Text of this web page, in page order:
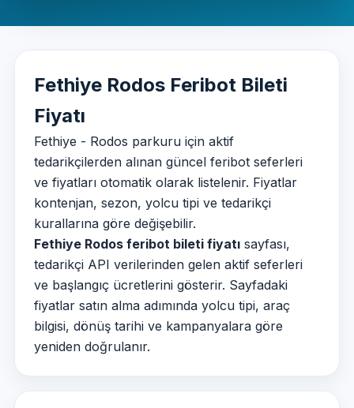
Fethiye Rodos Feribot Bileti
Fiyatı
Fethiye - Rodos parkuru için aktif
tedarikçilerden alınan güncel feribot seferleri
ve fiyatları otomatik olarak listelenir. Fiyatlar
kontenjan, sezon, yolcu tipi ve tedarikçi
kurallarına göre değişebilir.
Fethiye Rodos feribot bileti fiyatı sayfası,
tedarikçi API verilerinden gelen aktif seferleri
ve başlangıç ücretlerini gösterir. Sayfadaki
fiyatlar satın alma adımında yolcu tipi, araç
bilgisi, dönüş tarihi ve kampanyalara göre
yeniden doğrulanır.